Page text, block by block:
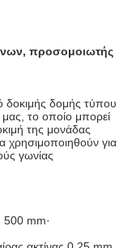
προσομοιωτής
δοκιμής δομής τύπου
μας, το οποίο μπορεί
της μονάδας
χρησιμοποιηθούν για
γωνίας
500 mm·